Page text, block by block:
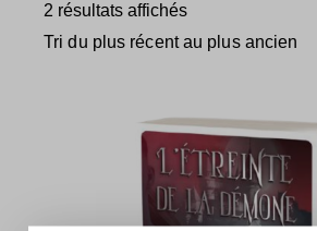
2 résultats affichés